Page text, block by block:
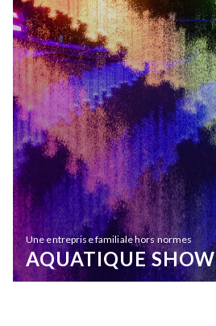
Une entreprise familiale hors normes
AQUATIQUE SHOW